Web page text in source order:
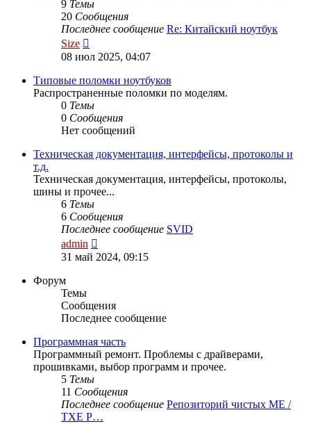
9 Темы
20 Сообщения
Последнее сообщение Re: Китайский ноутбук
Size
к
сообщению
08 июл 2025, 04:07
Типовые поломки ноутбуков
Распространенные поломки по моделям.
0 Темы
0 Сообщения
Нет сообщений
Техническая документация, интерфейсы, протоколы и
т.д.
Техническая документация, интерфейсы, протоколы,
шины и прочее...
6 Темы
6 Сообщения
Последнее сообщение SVID
admin
к
31 май 2024, 09:15
Форум
Темы
Сообщения
Последнее сообщение
Программная часть
Программный ремонт. Проблемы с драйверами,
прошивками, выбор программ и прочее.
5 Темы
11 Сообщения
Последнее сообщение Репозиторий чистых ME /
TXE Р…